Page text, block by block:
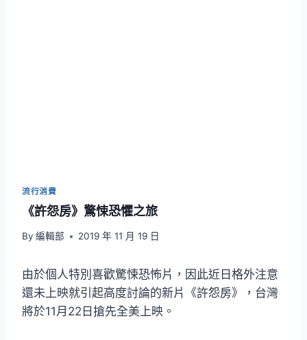
流行消費
《許怨房》驚悚恐懼之旅
By 編輯部 2019 年 11 月 19 日
由於個人特別喜歡驚悚恐怖片，因此近日格外注意
還未上映就引起高度討論的新片《許怨房》，台灣
將於‪11月22日‬搶先全美上映。